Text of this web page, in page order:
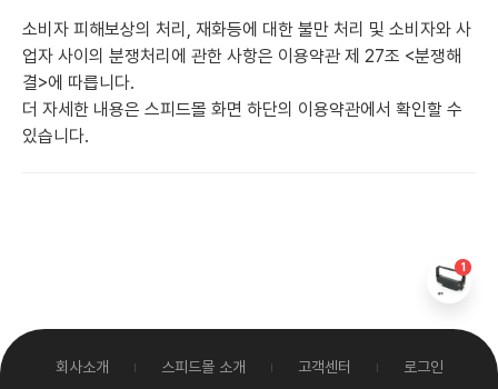
소비자 피해보상의 처리, 재화등에 대한 불만 처리 및 소비자와 사
업자 사이의 분쟁처리에 관한 사항은 이용약관 제 27조 <분쟁해
결>에 따릅니다.
더 자세한 내용은 스피드몰 화면 하단의 이용약관에서 확인할 수
있습니다.
1
회사소개 스피드몰 소개 고객센터 로그인